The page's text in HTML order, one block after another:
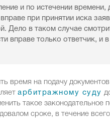
и по истечении времени,
при принятии иска
Дело в таком случае
вправе только ответчик, и
время на подачу
арбитражному суду
такое законодательное
сроке, в течение